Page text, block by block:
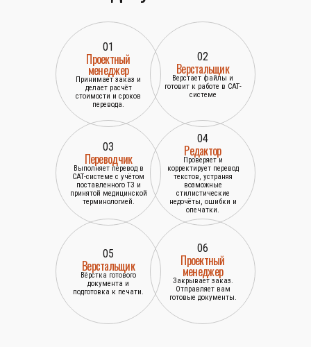
01
Проектный
менеджер
Принимает заказ и
делает расчёт
стоимости и сроков
перевода.
02
Верстальщик
Верстает файлы и
готовит к работе в САТ-
системе
03
Переводчик
Выполняет перевод в
САТ-системе с учётом
поставленного ТЗ и
принятой медицинской
терминологией.
04
Редактор
Проверяет и
корректирует перевод
текстов, устраняя
возможные
стилистические
недочёты, ошибки и
опечатки.
05
Верстальщик
Вёрстка готового
документа и
подготовка к печати.
06
Проектный
менеджер
Закрывает заказ.
Отправляет вам
готовые документы.